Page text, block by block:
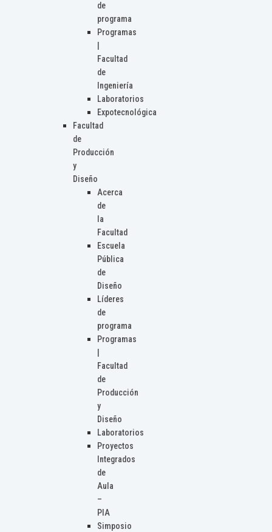
de
programa
Programas
Facultad
de
Ingeniería
Laboratorios
Expotecnológica
Facultad
de
Producción
y
Diseño
Acerca
de
la
Facultad
Escuela
Pública
de
Diseño
Líderes
de
programa
Programas
Facultad
de
Producción
y
Diseño
Laboratorios
Proyectos
Integrados
de
Aula
–
PIA
Simposio